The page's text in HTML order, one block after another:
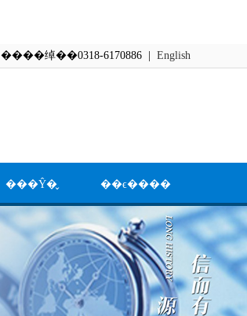
����绰��0318-6170886 | English
���Ŷ�̬ ��ϵ����